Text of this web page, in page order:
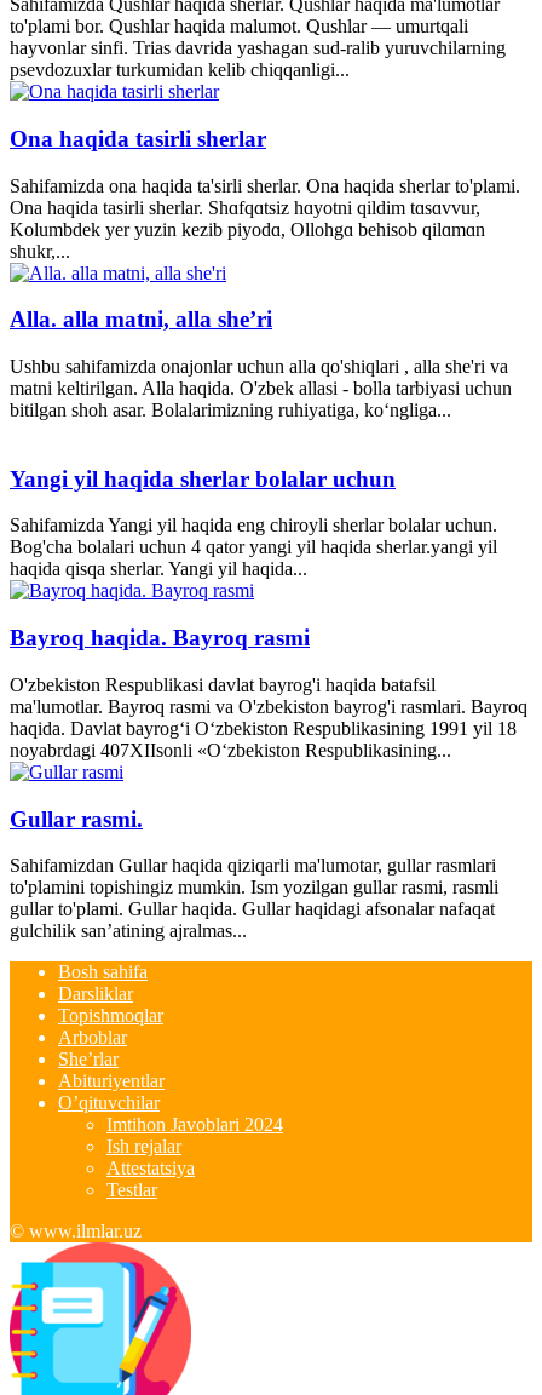
Sahifamizda Qushlar haqida sherlar. Qushlar haqida ma'lumotlar
to'plami bor. Qushlar haqida malumot. Qushlar — umurtqali
hayvonlar sinfi. Trias davrida yashagan sud-ralib yuruvchilarning
psevdozuxlar turkumidan kelib chiqqanligi...
Ona haqida tasirli sherlar
Sahifamizda ona haqida ta'sirli sherlar. Ona haqida sherlar to'plami.
Ona haqida tasirli sherlar. Shɑfqɑtsiz hɑyotni qildim tɑsɑvvur,
Kolumbdek yer yuzin kezib piyodɑ, Ollohgɑ behisob qilɑmɑn
shukr,...
Alla. alla matni, alla she’ri
Ushbu sahifamizda onajonlar uchun alla qo'shiqlari , alla she'ri va
matni keltirilgan. Alla haqida. O'zbek allasi - bolla tarbiyasi uchun
bitilgan shoh asar. Bolalarimizning ruhiyatiga, ko‘ngliga...
Yangi yil haqida sherlar bolalar uchun
Sahifamizda Yangi yil haqida eng chiroyli sherlar bolalar uchun.
Bog'cha bolalari uchun 4 qator yangi yil haqida sherlar.yangi yil
haqida qisqa sherlar. Yangi yil haqida...
Bayroq haqida. Bayroq rasmi
O'zbekiston Respublikasi davlat bayrog'i haqida batafsil
ma'lumotlar. Bayroq rasmi va O'zbekiston bayrog'i rasmlari. Bayroq
haqida. Davlat bayrog‘i O‘zbekiston Respublikasining 1991 yil 18
noyabrdagi 407­XII­sonli «O‘zbekiston Respublikasining...
Gullar rasmi.
Sahifamizdan Gullar haqida qiziqarli ma'lumotar, gullar rasmlari
to'plamini topishingiz mumkin. Ism yozilgan gullar rasmi, rasmli
gullar to'plami. Gullar haqida. Gullar haqidagi afsonalar nafaqat
gulchilik san’atining ajralmas...
Bosh sahifa
Darsliklar
Topishmoqlar
Arboblar
She’rlar
Abituriyentlar
O’qituvchilar
Imtihon Javoblari 2024
Ish rejalar
Attestatsiya
Testlar
© www.ilmlar.uz